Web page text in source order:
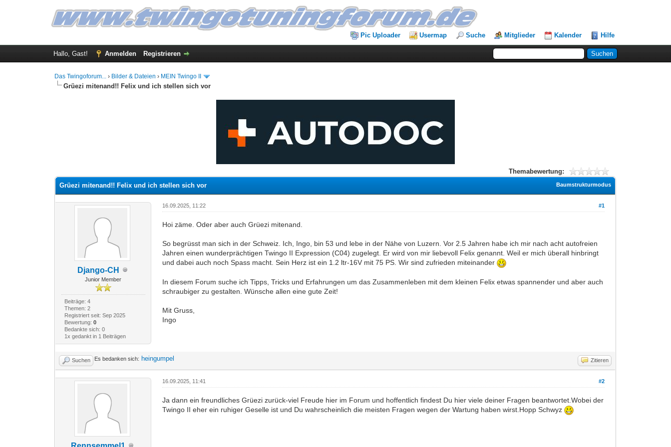
Pic Uploader Usermap Suche Mitglieder Kalender Hilfe
Hallo, Gast! Anmelden Registrieren
Das Twingoforum... › Bilder & Dateien › MEIN Twingo II
Grüezi mitenand!! Felix und ich stellen sich vor
Themabewertung:
Baumstrukturmodus
Grüezi mitenand!! Felix und ich stellen sich vor
Django-CH
Junior Member
Beiträge: 4
Themen: 2
Registriert seit: Sep 2025
Bewertung: 0
Bedankte sich: 0
1x gedankt in 1 Beiträgen
#1
16.09.2025, 11:22
Hoi zäme. Oder aber auch Grüezi mitenand.
So begrüsst man sich in der Schweiz. Ich, Ingo, bin 53 und lebe in der Nähe von Luzern. Vor 2.5 Jahren habe ich mir nach acht autofreien
Jahren einen wunderprächtigen Twingo II Expression (C04) zugelegt. Er wird von mir liebevoll Felix genannt. Weil er mich überall hinbringt
und dabei auch noch Spass macht. Sein Herz ist ein 1.2 ltr-16V mit 75 PS. Wir sind zufrieden miteinander
In diesem Forum suche ich Tipps, Tricks und Erfahrungen um das Zusammenleben mit dem kleinen Felix etwas spannender und aber auch
schraubiger zu gestalten. Wünsche allen eine gute Zeit!
Mit Gruss,
Ingo
Suchen Zitieren
Es bedanken sich: heingumpel
#2
16.09.2025, 11:41
Ja dann ein freundliches Grüezi zurück-viel Freude hier im Forum und hoffentlich findest Du hier viele deiner Fragen beantwortet.Wobei der
Twingo II eher ein ruhiger Geselle ist und Du wahrscheinlich die meisten Fragen wegen der Wartung haben wirst.Hopp Schwyz